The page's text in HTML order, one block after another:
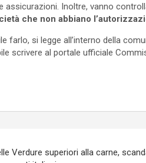
assicurazioni. Inoltre, vanno
che non abbiano
farlo, si legge all’interno della
scrivere al portale ufficiale
Verdure superiori alla carne,